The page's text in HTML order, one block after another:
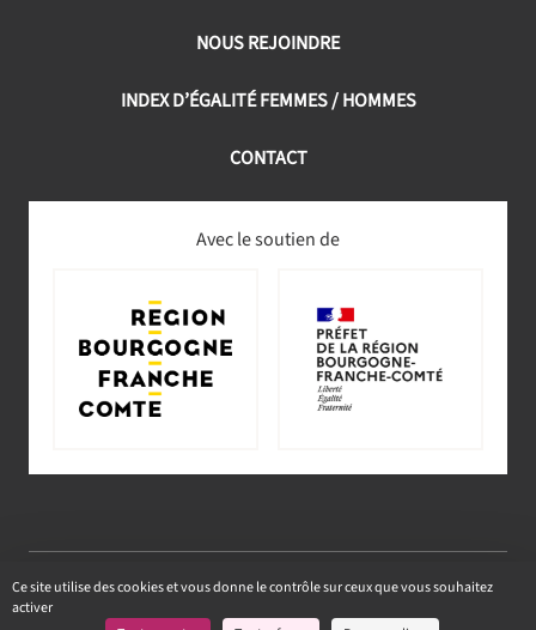
Ce site utilise des cookies et vous donne le contrôle sur ceux que vous souhaitez
activer
NOUS REJOINDRE
INDEX D’ÉGALITÉ FEMMES / HOMMES
CONTACT
Avec le soutien de
Mentions légales & politique de confidentialité-Conception
& réalisation : Propulse